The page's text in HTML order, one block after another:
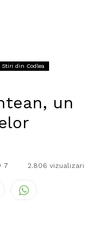
Stiri din Codlea
un
7 2.806 vizualizari